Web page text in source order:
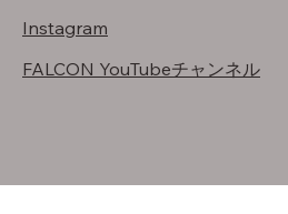
Instagram
FALCON YouTubeチャンネル